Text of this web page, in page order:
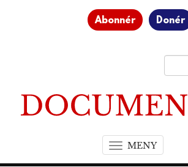
Abonnér Donér
MENYT
o